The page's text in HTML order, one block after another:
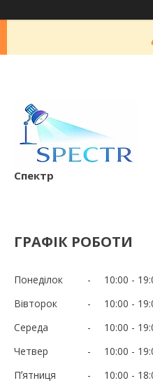
Спектр
ГРАФІК РОБОТИ
Понеділок 10:00
Вівторок
10:00
Середа
10:00
Четвер
10:00
Пʼятниця
10:00